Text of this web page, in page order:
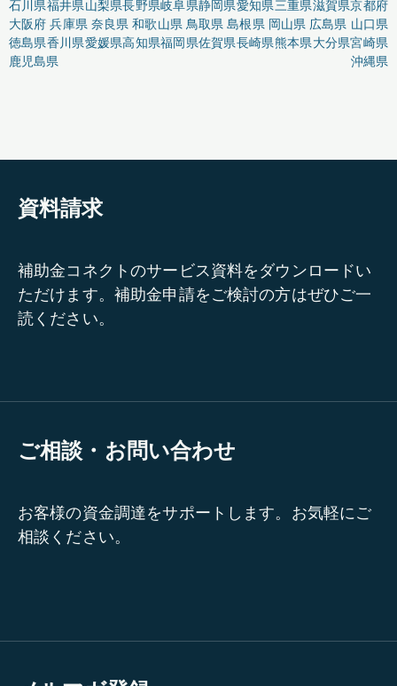
石川県福井県山梨県長野県岐阜県静岡県愛知県三重県滋賀県京都府
大阪府 兵庫県 奈良県 和歌山県 鳥取県 島根県 岡山県 広島県 山口県
徳島県香川県愛媛県高知県福岡県佐賀県長崎県熊本県大分県宮崎県
鹿児島県
沖縄県
資料請求
補助金コネクトのサービス資料をダウンロードい
ただけます。補助金申請をご検討の方はぜひご一
読ください。
ご相談・お問い合わせ
お客様の資金調達をサポートします。お気軽にご
相談ください。